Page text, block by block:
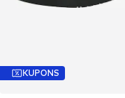
KUPONS